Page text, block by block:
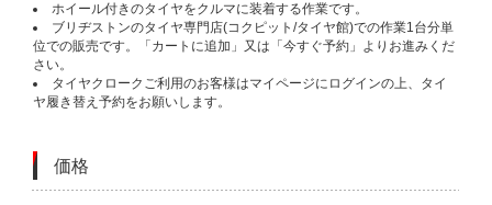
ホイール付きのタイヤをクルマに装着する作業です。
ブリヂストンのタイヤ専門店(コクピット/タイヤ館)での作業1台分単
位での販売です。「カートに追加」又は「今すぐ予約」よりお進みくだ
さい。
タイヤクロークご利用のお客様はマイページにログインの上、タイ
ヤ履き替え予約をお願いします。
価格